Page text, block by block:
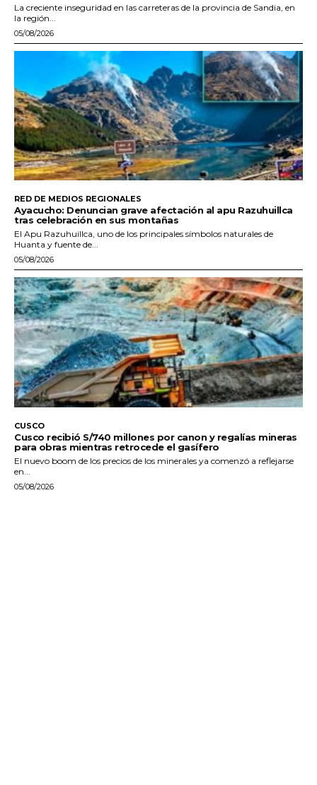
La creciente inseguridad en las carreteras de la provincia de Sandia, en
la región...
05/08/2026
RED DE MEDIOS REGIONALES
Ayacucho: Denuncian grave afectación al apu Razuhuillca
tras celebración en sus montañas
El Apu Razuhuillca, uno de los principales símbolos naturales de
Huanta y fuente de...
05/08/2026
CUSCO
Cusco recibió S/740 millones por canon y regalías mineras
para obras mientras retrocede el gasífero
El nuevo boom de los precios de los minerales ya comenzó a reflejarse
en...
05/08/2026